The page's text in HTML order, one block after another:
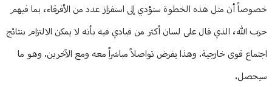
خصوصاً أن مثل هذه الخطوة ستؤدي إلى استفزاز عدد من الأفرقاء، بما فيهم
حزب الله، الذي قال على لسان أكثر من قيادي فيه بأنه لا يمكن الالتزام بنتائج
اجتماع قوى خارجية. وهذا يفرض تواصلاً مباشراً معه ومع الآخرين. وهو ما
سيحصل.